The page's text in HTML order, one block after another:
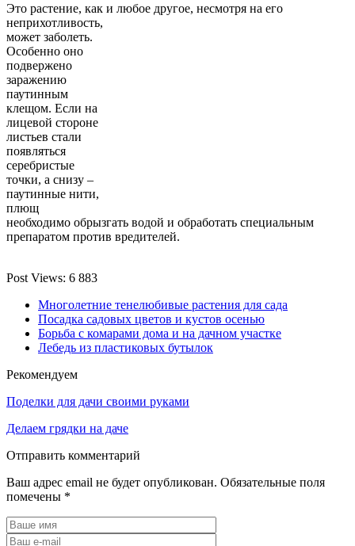
Это растение, как и любое другое, несмотря на его
неприхотливость,
может заболеть.
Особенно оно
подвержено
заражению
паутинным
клещом. Если на
лицевой стороне
листьев стали
появляться
серебристые
точки, а снизу –
паутинные нити,
плющ
необходимо обрызгать водой и обработать специальным
препаратом против вредителей.
Post Views: 6 883
Многолетние тенелюбивые растения для сада
Посадка садовых цветов и кустов осенью
Борьба с комарами дома и на дачном участке
Лебедь из пластиковых бутылок
Рекомендуем
Поделки для дачи своими руками
Делаем грядки на даче
Отправить комментарий
Ваш адрес email не будет опубликован. Обязательные поля
помечены *